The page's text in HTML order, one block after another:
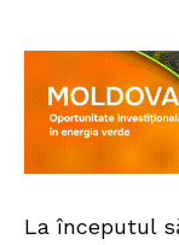
La începutul